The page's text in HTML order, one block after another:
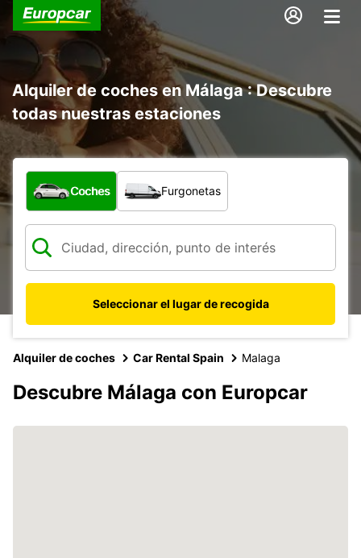
Alquiler de coches en Málaga : Descubre
todas nuestras estaciones
¿Qué tipo de vehículo?
Coches Furgonetas
Seleccionar el lugar de recogida
Alquiler de coches Car Rental Spain Malaga
Descubre Málaga con Europcar